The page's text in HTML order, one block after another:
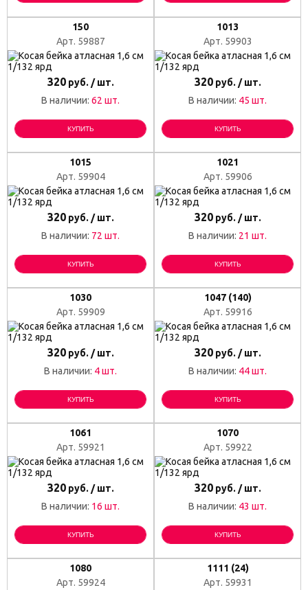
150
Арт. 59887
320руб. / шт.
В наличии: 62 шт.
КУПИТЬ
1013
Арт. 59903
320руб. / шт.
В наличии: 45 шт.
КУПИТЬ
1015
Арт. 59904
320руб. / шт.
В наличии: 72 шт.
КУПИТЬ
1021
Арт. 59906
320руб. / шт.
В наличии: 21 шт.
КУПИТЬ
1030
Арт. 59909
320руб. / шт.
В наличии: 4 шт.
КУПИТЬ
1047 (140)
Арт. 59916
320руб. / шт.
В наличии: 44 шт.
КУПИТЬ
1061
Арт. 59921
320руб. / шт.
В наличии: 16 шт.
КУПИТЬ
1070
Арт. 59922
320руб. / шт.
В наличии: 43 шт.
КУПИТЬ
1080
Арт. 59924
1111 (24)
Арт. 59931